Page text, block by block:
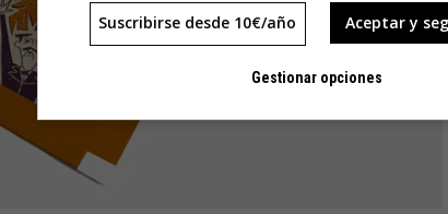
Aceptar y
Suscribirse desde 10€/año
Gestionar opciones